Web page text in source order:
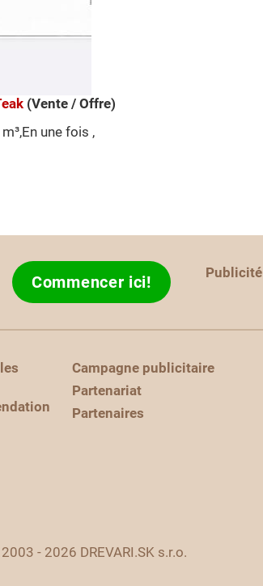
(Vente / Offre)
une fois ,
Commencer ici! Publicité
Campagne publicitaire
Partenariat
Partenaires
- 2026 DREVARI.SK s.r.o.